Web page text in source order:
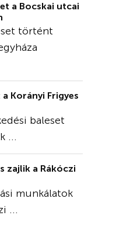
a Bocskai utcai
történt
Korányi Frigyes
baleset
...
zajlik a Rákóczi
munkálatok
...